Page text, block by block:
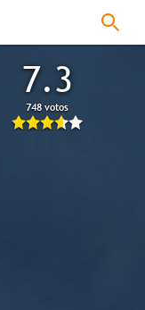
7.3
748 votos